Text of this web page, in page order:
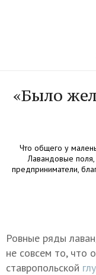
«Было
Что общего у
Лавандовые поля,
предприниматели,
Ровные ряды
не совсем то, что
ставропольской